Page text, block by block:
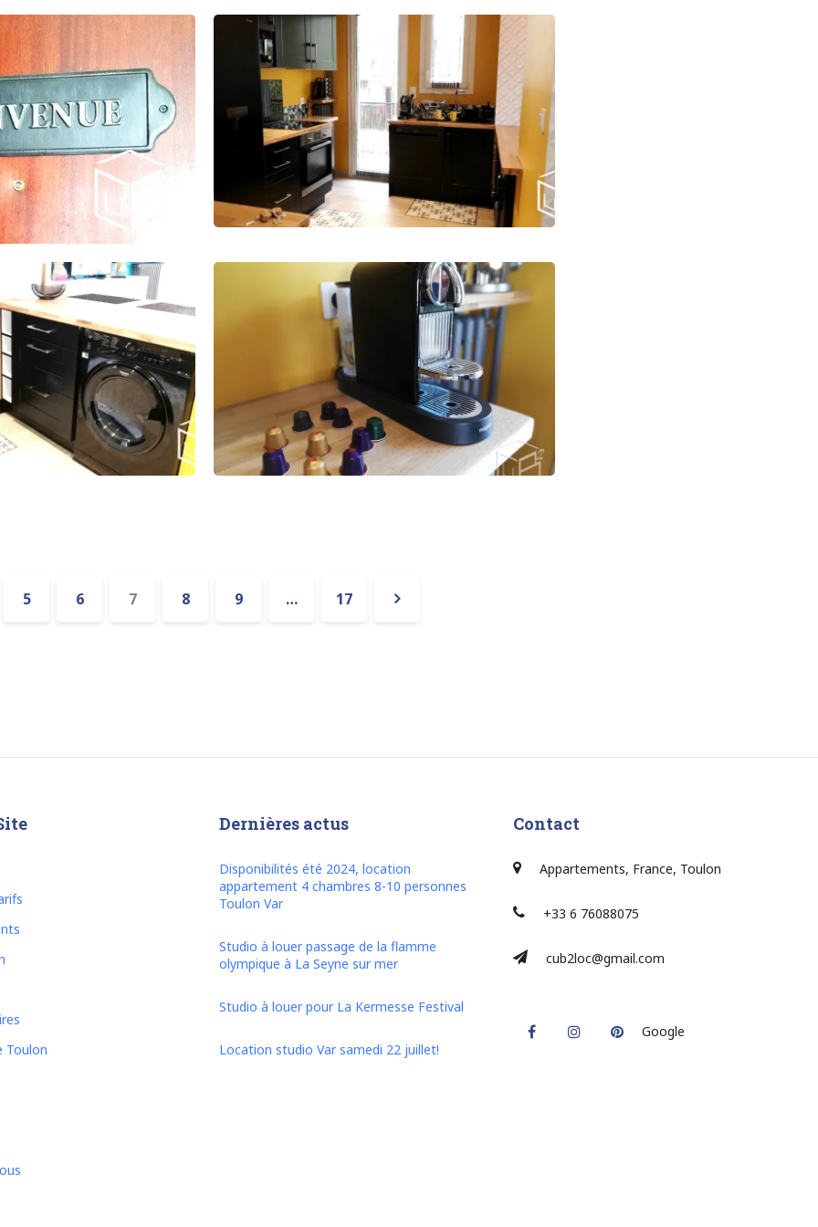
5 6 7 8 9 … 17
Toulon
Dernières actus
Disponibilités été 2024, location
appartement 4 chambres 8-10 personnes
Toulon Var
Studio à louer passage de la flamme
olympique à La Seyne sur mer
Studio à louer pour La Kermesse Festival
Location studio Var samedi 22 juillet!
Contact
Appartements, France, Toulon
+33 6 76088075
cub2loc@gmail.com
Facebook InstagramPinterest
Google